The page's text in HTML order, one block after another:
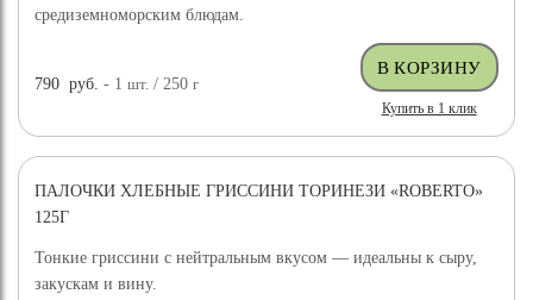
средиземноморским блюдам.
790 руб. - 1шт. / 250г
Купить в 1 клик
ПАЛОЧКИ ХЛЕБНЫЕ ГРИССИНИ ТОРИНЕЗИ «ROBERTO»
125Г
Тонкие гриссини с нейтральным вкусом — идеальны к сыру,
закускам и вину.